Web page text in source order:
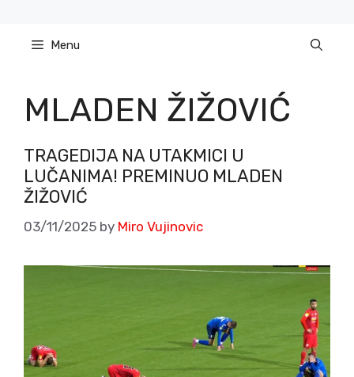
content Menu
MLADEN ŽIŽOVIĆ
TRAGEDIJA NA UTAKMICI U
LUČANIMA! PREMINUO MLADEN
ŽIŽOVIĆ
03/11/2025 by Miro Vujinovic